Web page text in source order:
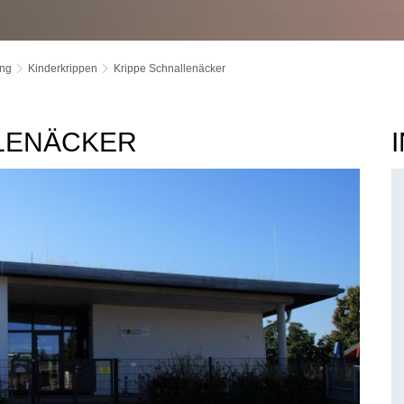
Kinderkrippen Krippe Schnallenäcker